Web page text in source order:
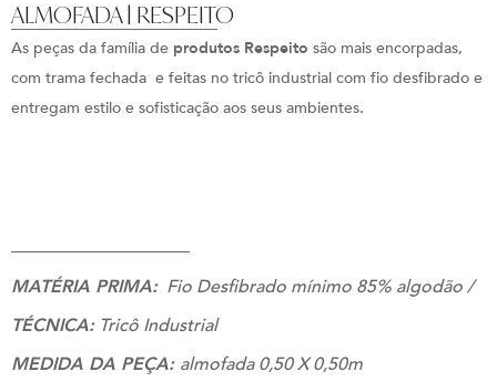
ALMOFADA | RESPEITO
As peças da família de produtos Respeito são mais encorpadas,
com trama fechada e feitas no tricô industrial com fio desfibrado e
entregam estilo e sofisticação aos seus ambientes.
MATÉRIA PRIMA:Fio Desfibrado mínimo 85% algodão /
TÉCNICA:Tricô Industrial
MEDIDA DA PEÇA: almofada 0,50 X 0,50m